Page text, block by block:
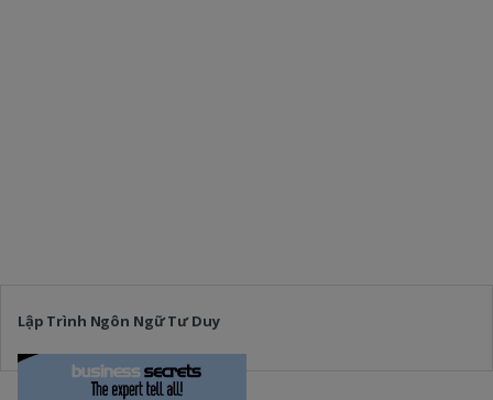
Lập Trình Ngôn Ngữ Tư Duy